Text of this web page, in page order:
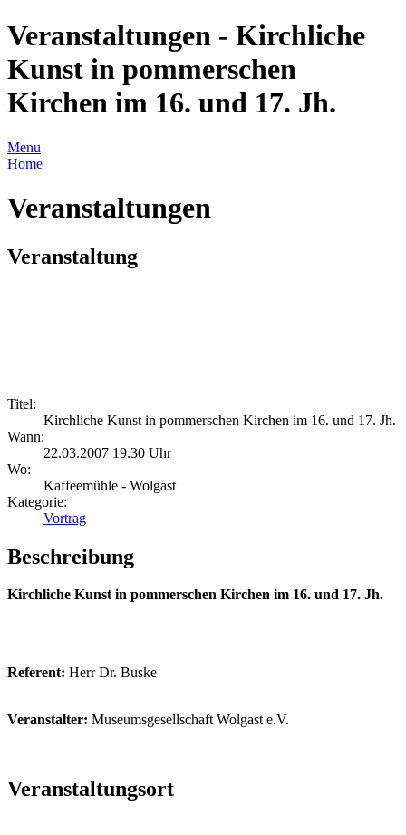
Veranstaltungen - Kirchliche
Kunst in pommerschen
Kirchen im 16. und 17. Jh.
Menu
Home
Veranstaltungen
Veranstaltung
Titel:
Kirchliche Kunst in pommerschen Kirchen im 16. und 17. Jh.
Wann:
22.03.2007 19.30 Uhr
Wo:
Kaffeemühle - Wolgast
Kategorie:
Vortrag
Beschreibung
Kirchliche Kunst in pommerschen Kirchen im 16. und 17. Jh.
Referent: Herr Dr. Buske
Veranstalter: Museumsgesellschaft Wolgast e.V.
Veranstaltungsort